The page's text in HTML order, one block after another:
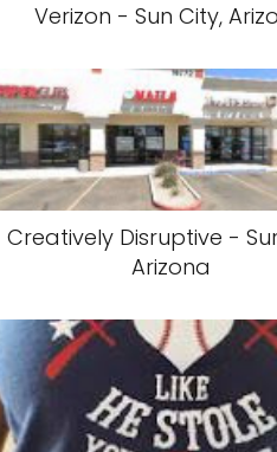
Verizon - Sun City,
Creatively Disruptive -
Arizona